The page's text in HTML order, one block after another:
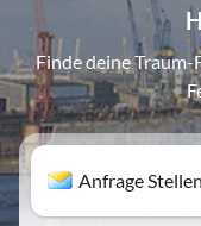
Finde deine Traum-
Anfrage Stellen